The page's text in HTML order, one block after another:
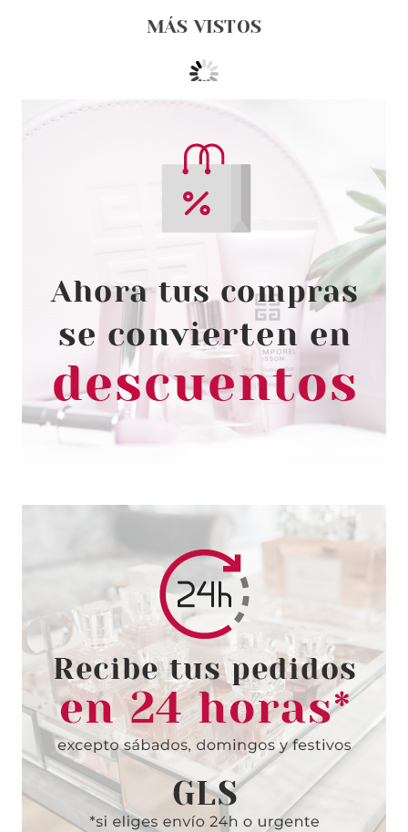
MÁS VISTOS
SALLY HANSEN
SALLY HANSEN COLOR QUICK
NAIL COLOR PEN SECADO
RAPIDO 22 SMOKE FUMEE 4 ML
Pvr 6.45€
-54%
desde
2.95€
SALLY HANSEN
SALLY HANSEN SUGAR COAT
SOUR APPLE 600 11.8ML
Pvr 3.00€
-57%
desde
1.30€